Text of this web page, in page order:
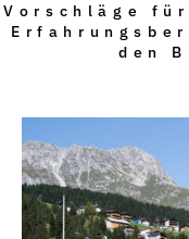
Vorschläge
den